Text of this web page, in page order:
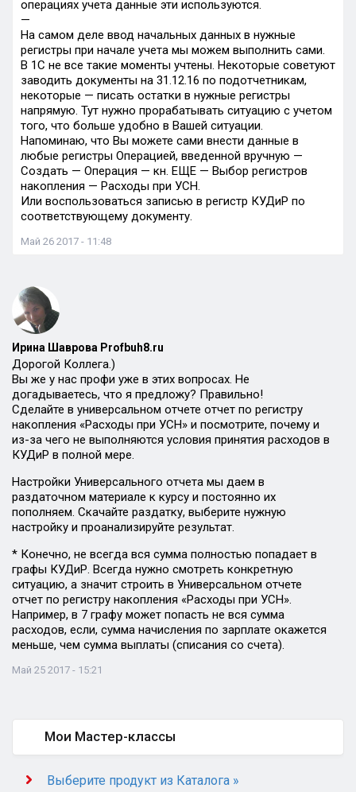
операциях учета данные эти используются.
—
На самом деле ввод начальных данных в нужные
регистры при начале учета мы можем выполнить сами.
В 1С не все такие моменты учтены. Некоторые советуют
заводить документы на 31.12.16 по подотчетникам,
некоторые — писать остатки в нужные регистры
напрямую. Тут нужно прорабатывать ситуацию с учетом
того, что больше удобно в Вашей ситуации.
Напоминаю, что Вы можете сами внести данные в
любые регистры Операцией, введенной вручную —
Создать — Операция — кн. ЕЩЕ — Выбор регистров
накопления — Расходы при УСН.
Или воспользоваться записью в регистр КУДиР по
соответствующему документу.
Май 26 2017 - 11:48
Ирина Шаврова Profbuh8.ru
Дорогой Коллега.)
Вы же у нас профи уже в этих вопросах. Не
догадываетесь, что я предложу? Правильно!
Сделайте в универсальном отчете отчет по регистру
накопления «Расходы при УСН» и посмотрите, почему и
из-за чего не выполняются условия принятия расходов в
КУДиР в полной мере.
Настройки Универсального отчета мы даем в
раздаточном материале к курсу и постоянно их
пополняем. Скачайте раздатку, выберите нужную
настройку и проанализируйте результат.
* Конечно, не всегда вся сумма полностью попадает в
графы КУДиР. Всегда нужно смотреть конкретную
ситуацию, а значит строить в Универсальном отчете
отчет по регистру накопления «Расходы при УСН».
Например, в 7 графу может попасть не вся сумма
расходов, если, сумма начисления по зарплате окажется
меньше, чем сумма выплаты (списания со счета).
Май 25 2017 - 15:21
Мои Мастер-классы
Выберите продукт из Каталога »